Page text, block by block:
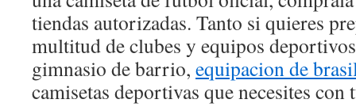
tiendas autorizadas. Tanto si quieres
multitud de clubes y equipos
gimnasio de barrio, equipacion de
camisetas deportivas que necesites